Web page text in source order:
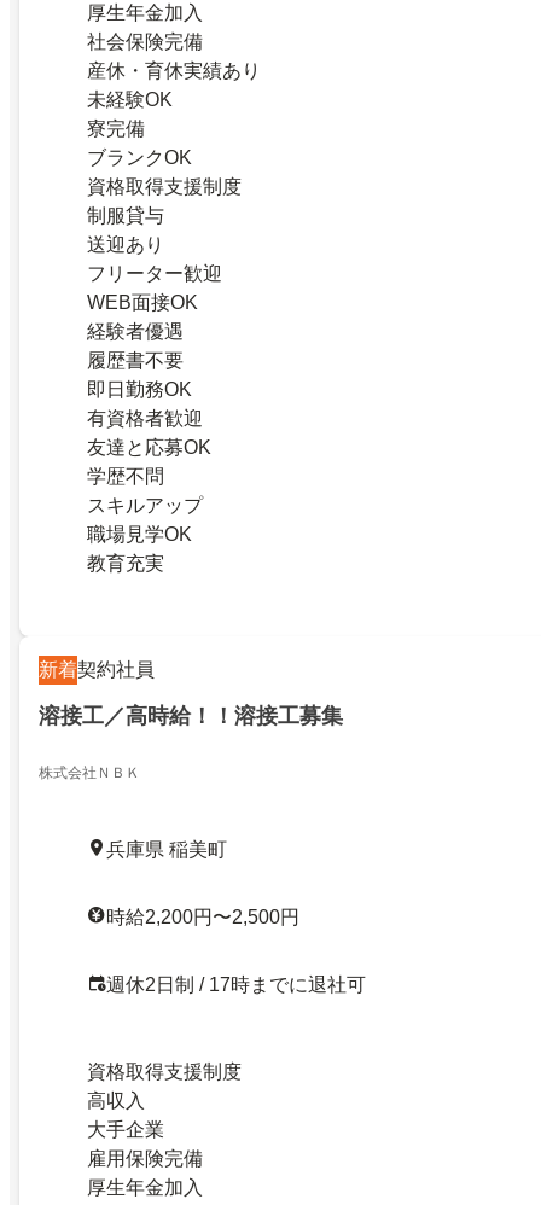
厚生年金加入
社会保険完備
産休・育休実績あり
未経験OK
寮完備
ブランクOK
資格取得支援制度
制服貸与
送迎あり
フリーター歓迎
WEB面接OK
経験者優遇
履歴書不要
即日勤務OK
有資格者歓迎
友達と応募OK
学歴不問
スキルアップ
職場見学OK
教育充実
新着契約社員
溶接工／高時給！！溶接工募集
株式会社ＮＢＫ
兵庫県 稲美町
時給2,200円〜2,500円
週休2日制 / 17時までに退社可
資格取得支援制度
高収入
大手企業
雇用保険完備
厚生年金加入